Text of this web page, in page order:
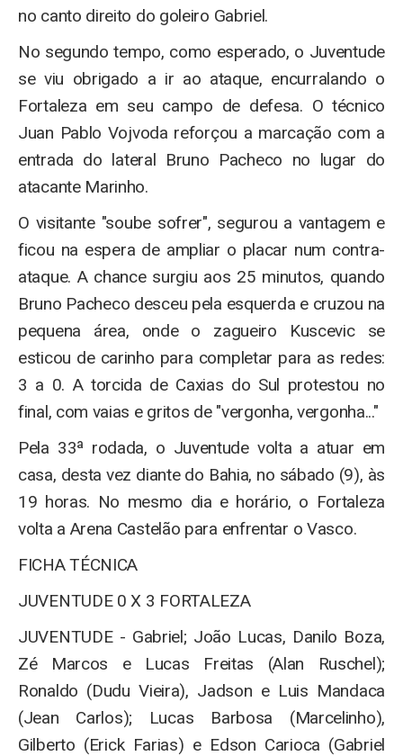
no canto direito do goleiro Gabriel.
No segundo tempo, como esperado, o Juventude
se viu obrigado a ir ao ataque, encurralando o
Fortaleza em seu campo de defesa. O técnico
Juan Pablo Vojvoda reforçou a marcação com a
entrada do lateral Bruno Pacheco no lugar do
atacante Marinho.
O visitante "soube sofrer", segurou a vantagem e
ficou na espera de ampliar o placar num contra-
ataque. A chance surgiu aos 25 minutos, quando
Bruno Pacheco desceu pela esquerda e cruzou na
pequena área, onde o zagueiro Kuscevic se
esticou de carinho para completar para as redes:
3 a 0. A torcida de Caxias do Sul protestou no
final, com vaias e gritos de "vergonha, vergonha..."
Pela 33ª rodada, o Juventude volta a atuar em
casa, desta vez diante do Bahia, no sábado (9), às
19 horas. No mesmo dia e horário, o Fortaleza
volta a Arena Castelão para enfrentar o Vasco.
FICHA TÉCNICA
JUVENTUDE 0 X 3 FORTALEZA
JUVENTUDE - Gabriel; João Lucas, Danilo Boza,
Zé Marcos e Lucas Freitas (Alan Ruschel);
Ronaldo (Dudu Vieira), Jadson e Luis Mandaca
(Jean Carlos); Lucas Barbosa (Marcelinho),
Gilberto (Erick Farias) e Edson Carioca (Gabriel